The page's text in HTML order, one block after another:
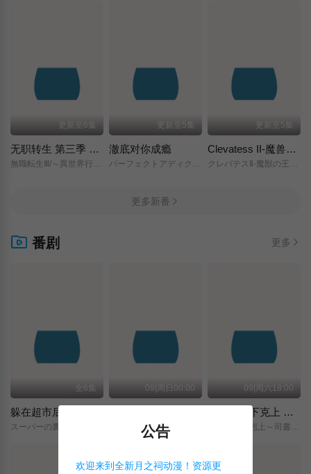
更新至6集
无职转生 第三季 ～到了异世界就拿出真本事～
無職転生Ⅲ/～異世界行ったら本気だす～/
更新至5集
澈底对你成瘾
パーフェクトアディクション/
更新至5集
Clevatess II-魔兽之王与虚假的勇者传承-
クレバテスⅡ-魔獣の王と偽りの勇者伝承-/
更多新番
番剧 更多
全6集 09|周日00:00 09|周六18:00
小书痴的下克上 〜为了成为图书管理员而不择手段〜 领主的养女
公告
欢迎来到全新月之祠动漫！资源更